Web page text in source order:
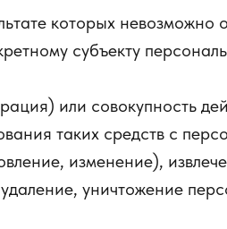
которых невозможно
субъекту
или совокупность
таких средств с
изменение),
уничтожение